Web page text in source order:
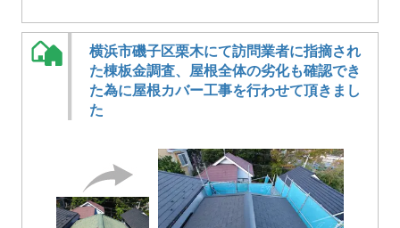
横浜市磯子区栗木にて訪問業者に指摘され
た棟板金調査、屋根全体の劣化も確認でき
た為に屋根カバー工事を行わせて頂きまし
た